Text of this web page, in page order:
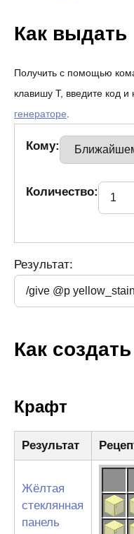
Как выдать
Получить с помощью
клавишу T, введите код
генераторе.
Кому:
Количество:
Результат:
Как создать
Крафт
Результат
Жёлтая
стеклянная
панель